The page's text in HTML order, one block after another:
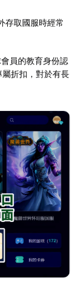
存取國服時經常
會員的教育身份認
折扣，對於有長